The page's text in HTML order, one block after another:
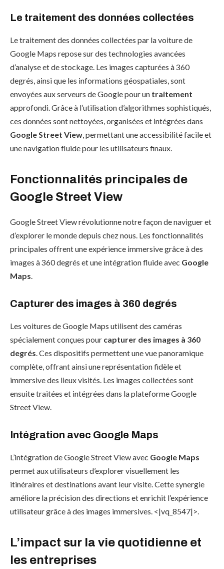
Le traitement des données collectées
Le traitement des données collectées par la voiture de
Google Maps repose sur des technologies avancées
d’analyse et de stockage. Les images capturées à 360
degrés, ainsi que les informations géospatiales, sont
envoyées aux serveurs de Google pour un traitement
approfondi. Grâce à l’utilisation d’algorithmes sophistiqués,
ces données sont nettoyées, organisées et intégrées dans
Google Street View , permettant une accessibilité facile et
une navigation fluide pour les utilisateurs finaux.
Fonctionnalités principales de
Google Street View
Google Street View révolutionne notre façon de naviguer et
d’explorer le monde depuis chez nous. Les fonctionnalités
principales offrent une expérience immersive grâce à des
images à 360 degrés et une intégration fluide avec Google
Maps
Capturer des images à 360 degrés
Les voitures de Google Maps utilisent des caméras
spécialement conçues pour capturer des images à 360
degrés . Ces dispositifs permettent une vue panoramique
complète, offrant ainsi une représentation fidèle et
immersive des lieux visités. Les images collectées sont
ensuite traitées et intégrées dans la plateforme Google
Street View.
Intégration avec Google Maps
L’intégration de Google Street View avec Google Maps
permet aux utilisateurs d’explorer visuellement les
itinéraires et destinations avant leur visite. Cette synergie
améliore la précision des directions et enrichit l’expérience
utilisateur grâce à des images immersives. <|vq_8547|>.
L’impact sur la vie quotidienne et
les entreprises